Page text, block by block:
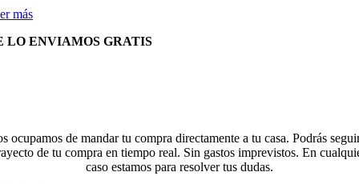
más
LO ENVIAMOS GRATIS
ocupamos de mandar tu compra directamente a tu casa. Podrás
de tu compra en tiempo real. Sin gastos imprevistos. En
caso estamos para resolver tus dudas.